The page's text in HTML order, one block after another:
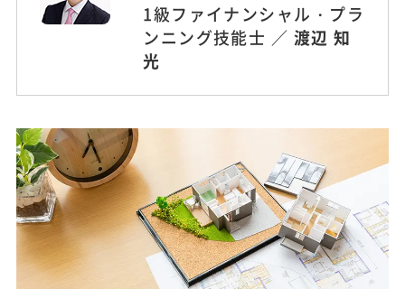
1級ファイナンシャル・プラ
ンニング技能士 ／ 渡辺 知
光